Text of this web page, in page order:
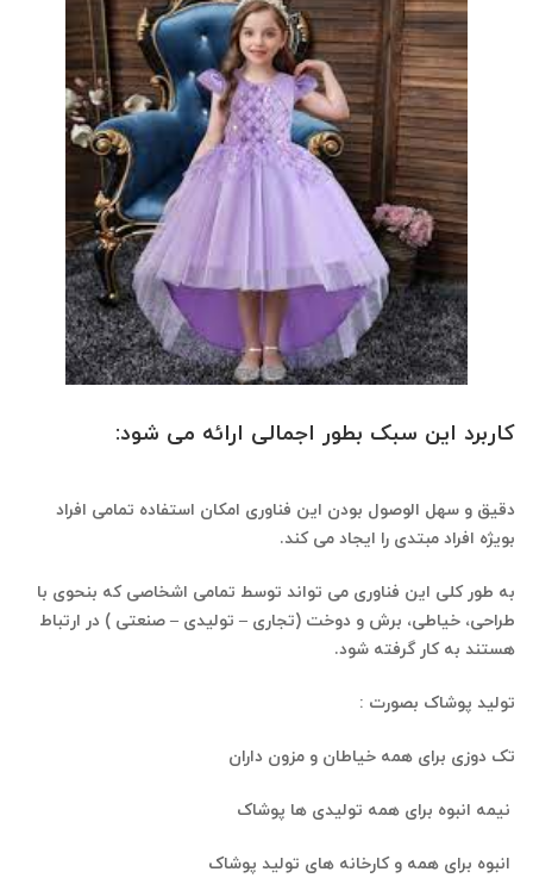
کاربرد این سبک بطور اجمالی ارائه می شود:
دقیق و سهل الوصول بودن این فناوری امکان استفاده تمامی افراد
بویژه افراد مبتدی را ایجاد می کند.
به طور کلی این فناوری می تواند توسط تمامی اشخاصی که بنحوی با
طراحی، خیاطی، برش و دوخت (تجاری – تولیدی – صنعتی ) در ارتباط
هستند به کار گرفته شود.
تولید پوشاک بصورت :
تک دوزی برای همه خیاطان و مزون داران
نیمه انبوه برای همه تولیدی ها پوشاک
انبوه برای همه و کارخانه های تولید پوشاک